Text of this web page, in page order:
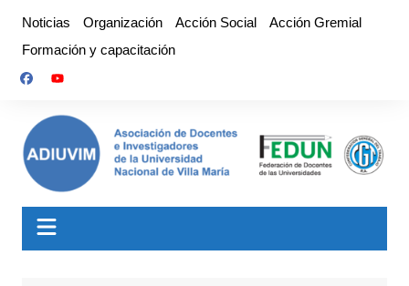
contenido
Noticias Organización Acción Social
Acción Gremial
Formación y capacitación